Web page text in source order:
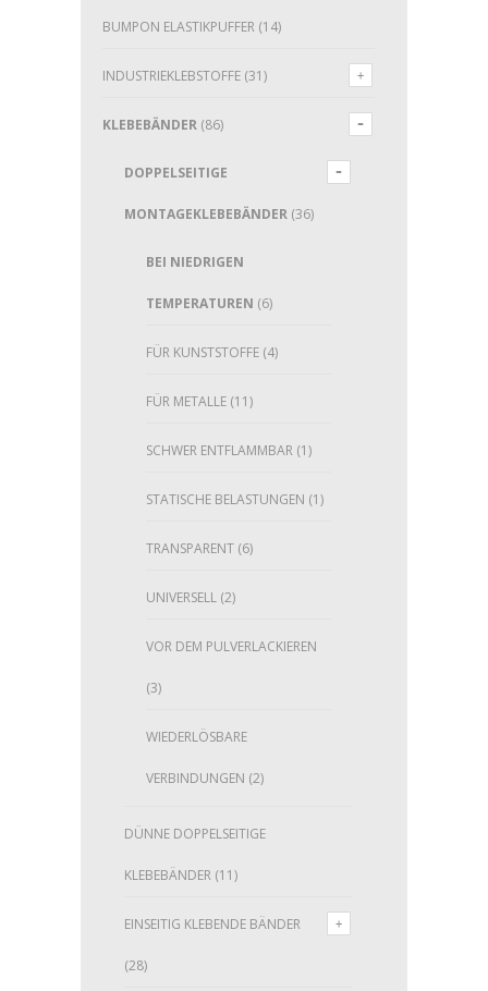
BUMPON ELASTIKPUFFER (14)
INDUSTRIEKLEBSTOFFE (31)
KLEBEBÄNDER (86)
DOPPELSEITIGE
MONTAGEKLEBEBÄNDER (36)
BEI NIEDRIGEN
TEMPERATUREN (6)
FÜR KUNSTSTOFFE (4)
FÜR METALLE (11)
SCHWER ENTFLAMMBAR (1)
STATISCHE BELASTUNGEN (1)
TRANSPARENT (6)
UNIVERSELL (2)
VOR DEM PULVERLACKIEREN
(3)
WIEDERLÖSBARE
VERBINDUNGEN (2)
DÜNNE DOPPELSEITIGE
KLEBEBÄNDER (11)
EINSEITIG KLEBENDE BÄNDER
(28)